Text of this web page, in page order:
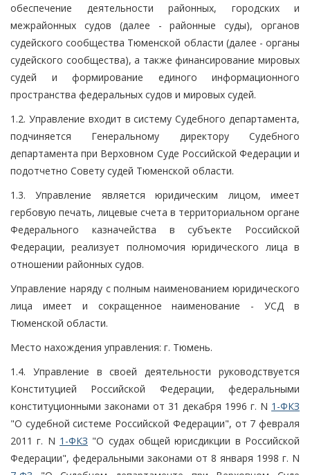
обеспечение деятельности районных, городских и
межрайонных судов (далее - районные суды), органов
судейского сообщества Тюменской области (далее - органы
судейского сообщества), а также финансирование мировых
судей и формирование единого информационного
пространства федеральных судов и мировых судей.
1.2. Управление входит в систему Судебного департамента,
подчиняется Генеральному директору Судебного
департамента при Верховном Суде Российской Федерации и
подотчетно Совету судей Тюменской области.
1.3. Управление является юридическим лицом, имеет
гербовую печать, лицевые счета в территориальном органе
Федерального казначейства в субъекте Российской
Федерации, реализует полномочия юридического лица в
отношении районных судов.
Управление наряду с полным наименованием юридического
лица имеет и сокращенное наименование - УСД в
Тюменской области.
Место нахождения управления: г. Тюмень.
1.4. Управление в своей деятельности руководствуется
Конституцией Российской Федерации, федеральными
конституционными законами от 31 декабря 1996 г. N 1-ФКЗ
"О судебной системе Российской Федерации", от 7 февраля
2011 г. N 1-ФКЗ "О судах общей юрисдикции в Российской
Федерации", федеральными законами от 8 января 1998 г. N